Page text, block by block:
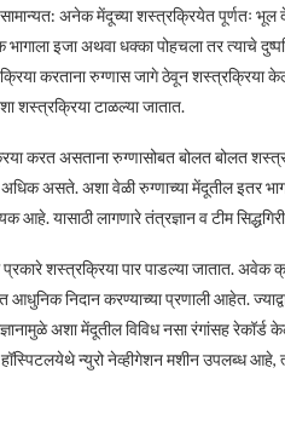
अनेक मेंदूच्या शस्त्रक्रियेत पूर्णतः भूल
इजा अथवा धक्का पोहचला तर त्याचे
करताना रुग्णास जागे ठेवून शस्त्रक्रिया
शस्त्रक्रिया टाळल्या जातात.
करत असताना रुग्णासोबत बोलत बोलत
अधिक असते. अशा वेळी रुग्णाच्या मेंदूतील इतर
आहे. यासाठी लागणारे तंत्रज्ञान व टीम
प्रकारे शस्त्रक्रिया पार पाडल्या जातात.
निदान करण्याच्या प्रणाली आहेत.
अशा मेंदूतील विविध नसा रंगांसह
हॉस्पिटलयेथे न्युरो नेव्हीगेशन मशीन